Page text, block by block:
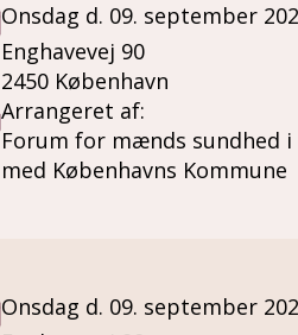
Onsdag d. 09. september
Enghavevej 90
2450 København
Arrangeret af:
Forum for mænds sundhed i
med Københavns Kommune
Onsdag d. 09. september